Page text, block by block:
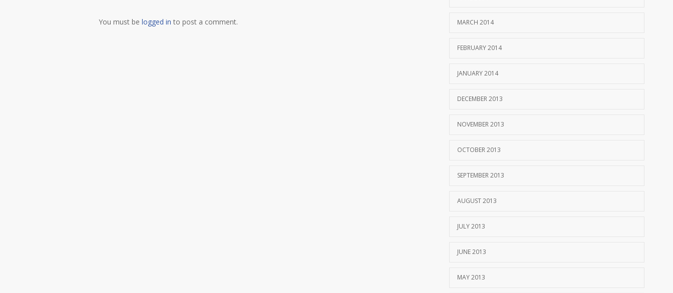
You must be logged in to post a comment. MARCH 2014
FEBRUARY 2014
JANUARY 2014
DECEMBER 2013
NOVEMBER 2013
OCTOBER 2013
SEPTEMBER 2013
AUGUST 2013
JULY 2013
JUNE 2013
MAY 2013